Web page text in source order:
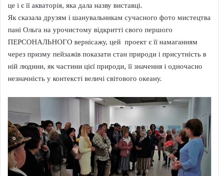
це і є її акваторія, яка дала назву виставці.
Як сказала друзям і шанувальникам сучасного фото мистецтва
пані Ольга на урочистому відкритті свого першого
ПЕРСОНАЛЬНОГО вернісажу, цей проект є її намаганням
через призму пейзажів показати стан природи і присутність в
ній людини, як частини цієї природи, її значення і одночасно
незначність у контексті величі світового океану.